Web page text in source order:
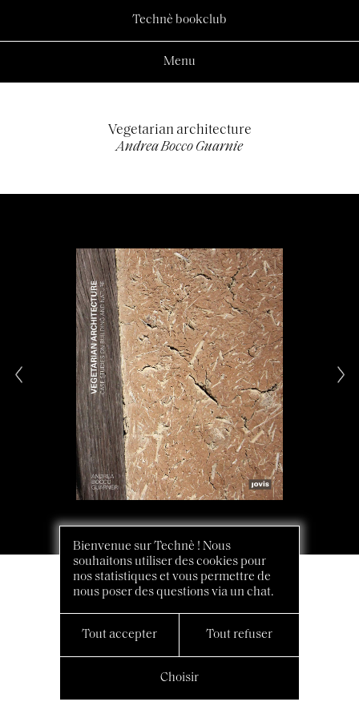
Technè bookclub
Menu
Vegetarian architecture
Andrea Bocco Guarnie
Bienvenue sur Technè ! Nous
souhaitons utiliser des cookies pour
nos statistiques et vous permettre de
nous poser des questions via un chat.
Tout accepter Tout refuser
Choisir